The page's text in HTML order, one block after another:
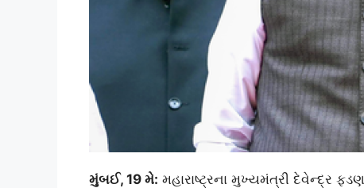
મુંબઈ, 19 મે: મહારાષ્ટ્રના મુખ્યમંત્રી દેવેન્દ્ર